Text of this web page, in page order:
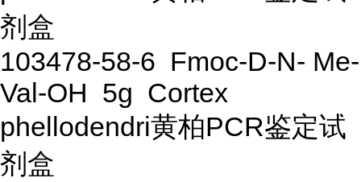
剂盒
103478-58-6 Fmoc-D-N- Me-
Val-OH 5g Cortex
phellodendri黄柏PCR鉴定试
剂盒